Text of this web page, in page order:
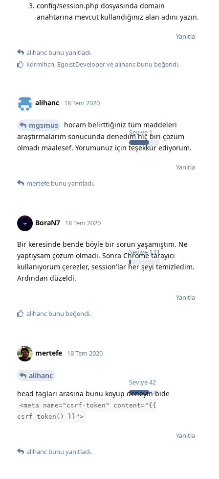
config/session.php dosyasında domain
anahtarına mevcut kullandığınız alan adını yazın.
Yanıtla
alihanc bunu yanıtladı.
kdrmlhcn EgoistDevelopervealihanc bunu beğendi.
alihanc
Seviye 1
18 Tem 2020
mgsmus
hocam belirttiğiniz tüm maddeleri
araştırmalarım sonucunda denedim hiç biri çözüm
olmadı maalesef. Yorumunuz için teşekkür ediyorum.
Yanıtla
mertefe bunu yanıtladı.
BoraN7
Seviye 133
18 Tem 2020
Bir keresinde bende böyle bir sorun yaşamıştım. Ne
yaptıysam çözüm olmadı. Sonra Chrome tarayıcı
kullanıyorum çerezler, session'lar her şeyi temizledim.
Ardından düzeldi.
Yanıtla
alihanc bunu beğendi.
mertefe
Seviye42
18 Tem 2020
alihanc
head tagları arasına bunu koyup deneyin bide
<meta name="csrf-token" content="{{
csrf_token() }}">
Yanıtla
alihanc bunu yanıtladı.